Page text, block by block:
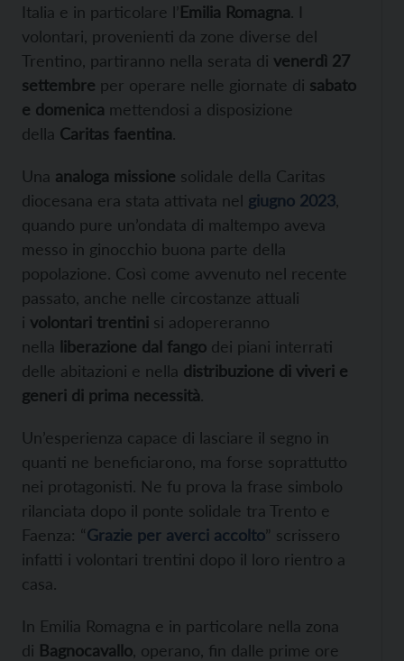
Italia e in particolare l’Emilia Romagna. I
volontari, provenienti da zone diverse del
Trentino, partiranno nella serata di venerdì 27
settembre per operare nelle giornate di sabato
e domenica mettendosi a disposizione
della Caritas faentina.
Una analoga missione solidale della Caritas
diocesana era stata attivata nel giugno 2023
quando pure un’ondata di maltempo aveva
messo in ginocchio buona parte della
popolazione. Così come avvenuto nel recente
passato, anche nelle circostanze attuali
i volontari trentini si adopereranno
nella liberazione dal fango dei piani interrati
delle abitazioni e nella distribuzione di viveri e
generi di prima necessità.
Un’esperienza capace di lasciare il segno in
quanti ne beneficiarono, ma forse soprattutto
nei protagonisti. Ne fu prova la frase simbolo
rilanciata dopo il ponte solidale tra Trento e
Faenza: “Grazie per averci accolto” scrissero
infatti i volontari trentini dopo il loro rientro a
casa.
In Emilia Romagna e in particolare nella zona
di Bagnocavallo , operano, fin dalle prime ore